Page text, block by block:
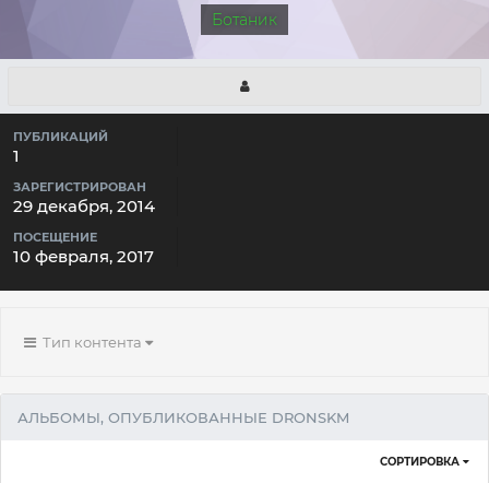
Ботаник
ПУБЛИКАЦИЙ
1
ЗАРЕГИСТРИРОВАН
29 декабря, 2014
ПОСЕЩЕНИЕ
10 февраля, 2017
Тип контента
АЛЬБОМЫ, ОПУБЛИКОВАННЫЕ DRONSKM
СОРТИРОВКА